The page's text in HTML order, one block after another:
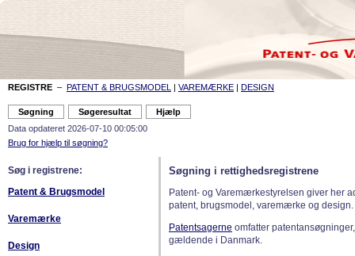
REGISTRE – PATENT & BRUGSMODEL | VAREMÆRKE | DESIGN
Data opdateret 2026-07-10 00:05:00
Brug for hjælp til søgning?
Søg i registrene:
Patent & Brugsmodel
Varemærke
Design
Søgning i rettighedsregistrene
Patent- og Varemærkestyrelsen giver her
patent, brugsmodel, varemærke og design.
Patentsagerne omfatter
gældende i Danmark.